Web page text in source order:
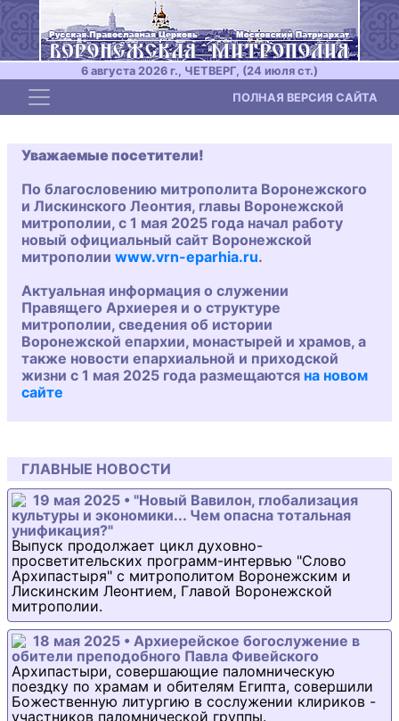
6 августа 2026 г., ЧЕТВЕРГ, (24 июля ст.)
Toggle navigation ПОЛНАЯ ВЕРСИЯ САЙТА
Уважаемые посетители!
По благословению митрополита Воронежского
и Лискинского Леонтия, главы Воронежской
митрополии, с 1 мая 2025 года начал работу
новый официальный сайт Воронежской
митрополии www.vrn-eparhia.ru.
Актуальная информация о служении
Правящего Архиерея и о структуре
митрополии, сведения об истории
Воронежской епархии, монастырей и храмов, а
также новости епархиальной и приходской
жизни с 1 мая 2025 года размещаются на новом
сайте
ГЛАВНЫЕ НОВОСТИ
19 мая 2025 • "Новый Вавилон, глобализация
культуры и экономики... Чем опасна тотальная
унификация?"
Выпуск продолжает цикл духовно-
просветительских программ-интервью "Слово
Архипастыря" с митрополитом Воронежским и
Лискинским Леонтием, Главой Воронежской
митрополии.
18 мая 2025 • Архиерейское богослужение в
обители преподобного Павла Фивейского
Архипастыри, совершающие паломническую
поездку по храмам и обителям Египта, совершили
Божественную литургию в сослужении клириков -
участников паломнической группы.